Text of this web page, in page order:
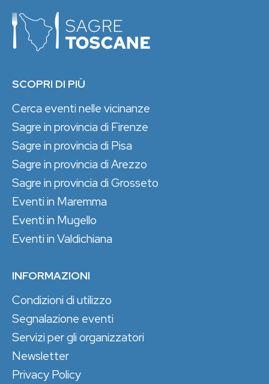
SCOPRI DI PIÙ
Cerca eventi nelle vicinanze
Sagre in provincia di Firenze
Sagre in provincia di Pisa
Sagre in provincia di Arezzo
Sagre in provincia di Grosseto
Eventi in Maremma
Eventi in Mugello
Eventi in Valdichiana
INFORMAZIONI
Condizioni di utilizzo
Segnalazione eventi
Servizi per gli organizzatori
Newsletter
Privacy Policy